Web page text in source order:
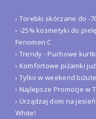
› Torebki skórzane do -
› -25% kosmetyki do
Fenomen C
› Trendy - Puchowe
› Komfortowe piżamki już
› Tylko w weekend
› Najlepsze Promocje w
› Urządzaj dom na
White!